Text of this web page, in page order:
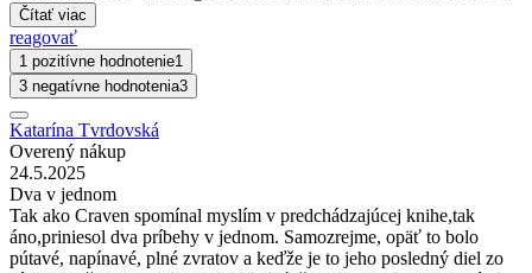
Čítať viac
reagovať
1 pozitívne hodnotenie1
3 negatívne hodnotenia3
Katarína Tvrdovská
Overený nákup
24.5.2025
Dva v jednom
Tak ako Craven spomínal myslím v predchádzajúcej knihe,tak
áno,priniesol dva príbehy v jednom. Samozrejme, opäť to bolo
pútavé, napínavé, plné zvratov a keďže je to jeho posledný diel zo